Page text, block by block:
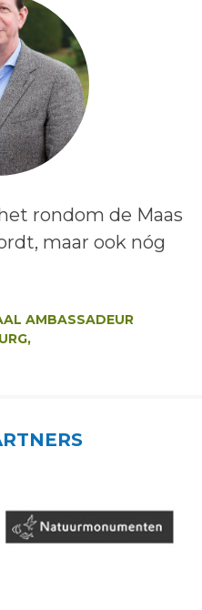
rondom de Maas
maar ook nóg
AMBASSADEUR